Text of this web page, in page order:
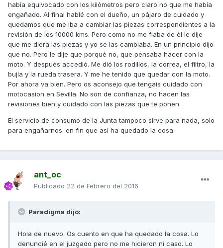
había equivocado con los kilómetros pero claro no que me había
engañado. Al final hablé con el dueño, un pájaro de cuidado y
quedamos que me iba a cambiar las piezas correspondientes a la
revisión de los 10000 kms. Pero como no me fiaba de él le dije
que me diera las piezas y yo se las cambiaba. En un principio dijo
que no. Pero le dije que porqué no, que pensaba hacer con la
moto. Y después accedió. Me dió los rodillos, la correa, el filtro, la
bujía y la rueda trasera. Y me he tenido que quedar con la moto.
Por ahora va bien. Pero os aconsejo que tengais cuidado con
motocasion en Sevilla. No son de confianza, no hacen las
revisiones bien y cuidado con las piezas que te ponen.
El servicio de consumo de la Junta tampoco sirve para nada, solo
para engañarnos. en fin que así ha quedado la cosa.
ant_oc
Publicado 22 de Febrero del 2016
Paradigma dijo:
Hola de nuevo. Os cuento en que ha quedado la cosa. Lo
denuncié en el juzgado pero no me hicieron ni caso. Lo